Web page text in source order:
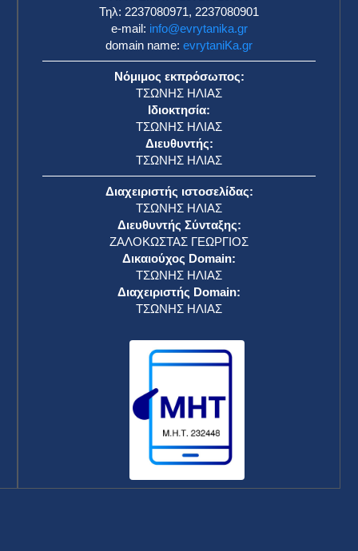
Τηλ: 2237080971, 2237080901
e-mail: info@evrytanika.gr
domain name: evrytaniKa.gr
Νόμιμος εκπρόσωπος:
ΤΣΩΝΗΣ ΗΛΙΑΣ
Ιδιοκτησία:
ΤΣΩΝΗΣ ΗΛΙΑΣ
Διευθυντής:
ΤΣΩΝΗΣ ΗΛΙΑΣ
Διαχειριστής ιστοσελίδας:
ΤΣΩΝΗΣ ΗΛΙΑΣ
Διευθυντής Σύνταξης:
ΖΑΛΟΚΩΣΤΑΣ ΓΕΩΡΓΙΟΣ
Δικαιούχος Domain:
ΤΣΩΝΗΣ ΗΛΙΑΣ
Διαχειριστής Domain:
ΤΣΩΝΗΣ ΗΛΙΑΣ